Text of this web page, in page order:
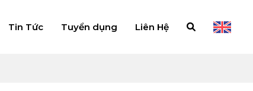
Tin Tức Tuyển dụng Liên Hệ